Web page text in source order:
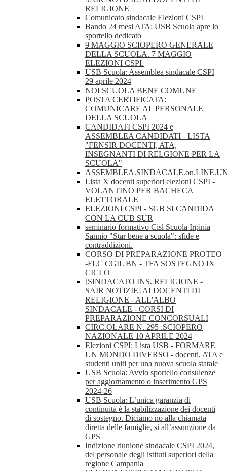
RELIGIONE
Comunicato sindacale Elezioni CSPI
Bando 24 mesi ATA: USB Scuola apre lo
sportello dedicato
9 MAGGIO SCIOPERO GENERALE
DELLA SCUOLA. 7 MAGGIO
ELEZIONI CSPI.
USB Scuola: Assemblea sindacale CSPI
29 aprile 2024
NOI SCUOLA BENE COMUNE
POSTA CERTIFICATA:
COMUNICARE AL PERSONALE
DELLA SCUOLA
CANDIDATI CSPI 2024 e
ASSEMBLEA CANDIDATI - LISTA
"FENSIR DOCENTI, ATA,
INSEGNANTI DI RELGIONE PER LA
SCUOLA"
Lista X docenti superiori elezioni CSPI -
VOLANTINO PER BACHECA
ELETTORALE
ELEZIONI CSPI - SGB SI CANDIDA
CON LA CUB SUR
seminario formativo Cisl Scuola Irpinia
Sannio "Star bene a scuola": sfide e
contraddizioni.
CORSO DI PREPARAZIONE PROTEO
-FLC CGIL BN - TFA SOSTEGNO IX
CICLO
[SINDACATO INS. RELIGIONE -
SAIR NOTIZIE] AI DOCENTI DI
RELIGIONE - ALL'ALBO
SINDACALE - CORSI DI
PREPARAZIONE CONCORSUALI
CIRC.OLARE N. 295 .SCIOPERO
NAZIONALE 10 APRILE 2024
Elezioni CSPI: Lista USB - FORMARE
UN MONDO DIVERSO - docenti, ATA e
studenti uniti per una nuova scuola statale
USB Scuola: Avvio sportello consulenze
per aggiornamento o inserimento GPS
2024-26
USB Scuola: L’unica garanzia di
continuità è la stabilizzazione dei docenti
di sostegno. Diciamo no alla chiamata
diretta delle famiglie, sì all’assunzione da
GPS
Indizione riunione sindacale CSPI 2024,
del personale degli istituti superiori della
regione Campania